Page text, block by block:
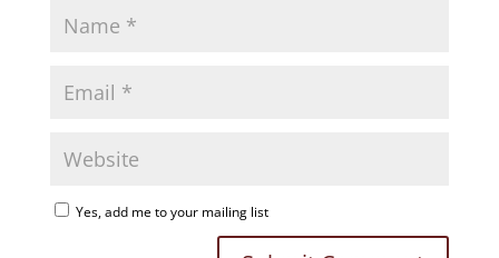
Yes, add me to your mailing list